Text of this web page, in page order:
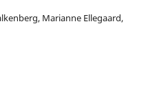
Marianne Ellegaard,